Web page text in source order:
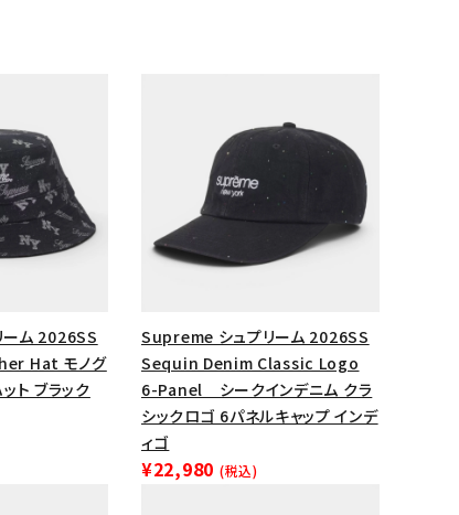
ム 2026SS
Hat モノグ
ト ブラック
Supreme シュプリーム 2026SS
Sequin Denim Classic Logo
6-Panel シークインデニム クラ
シックロゴ 6パネルキャップ インデ
ィゴ
¥22,980 (税込)